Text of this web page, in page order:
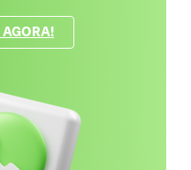
AGORA!